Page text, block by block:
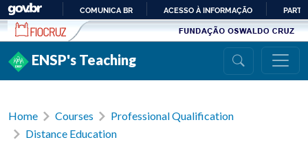
Ir para conteúdo
PARA
COMUNICA BR ACESSO À INFORMAÇÃO
ENSP's Teaching
Home Courses
Professional Qualification
Distance Education